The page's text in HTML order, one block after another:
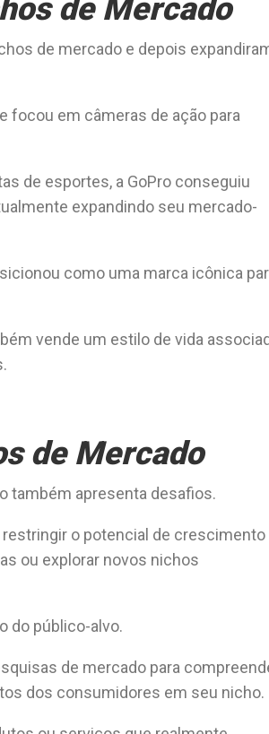
de Mercado
de mercado e depois
focou em câmeras de ação para
de esportes, a GoPro conseguiu
expandindo seu mercado-
como uma marca icônica
vende um estilo de vida
de Mercado
também apresenta desafios.
o potencial de crescimento
ou explorar novos nichos
do público-alvo.
de mercado para
dos consumidores em seu nicho.